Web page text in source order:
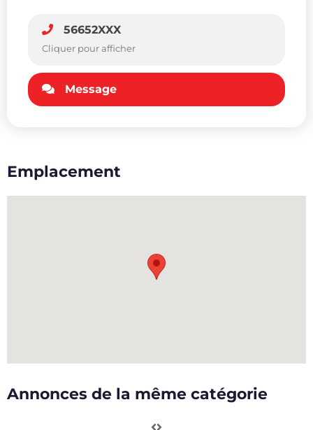
56652XXX
Cliquer pour afficher
Message
Emplacement
Annonces de la même catégorie